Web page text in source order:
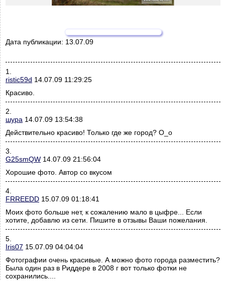
Дата публикации: 13.07.09
1.
ristic59d 14.07.09 11:29:25
Красиво.
2.
шура 14.07.09 13:54:38
Действительно красиво! Только где же город? О_о
3.
G25smQW 14.07.09 21:56:04
Хорошие фото. Автор со вкусом
4.
FRREEDD 15.07.09 01:18:41
Моих фото больше нет, к сожалению мало в цыфре... Если
хотите, добавлю из сети. Пишите в отзывы Ваши пожелания.
5.
Iris07 15.07.09 04:04:04
Фотографии очень красивые. А можно фото города разместить?
Была один раз в Риддере в 2008 г вот только фотки не
сохранились....